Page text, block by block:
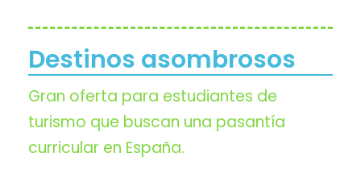
Destinos asombrosos
Gran oferta para estudiantes de
turismo que buscan una pasantía
curricular en España.